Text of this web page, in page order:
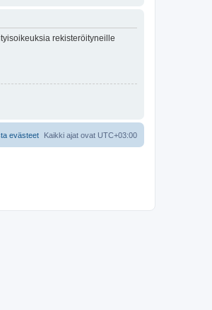
rekisteröityneille
Kaikki ajat ovat UTC+03:00
evästeet